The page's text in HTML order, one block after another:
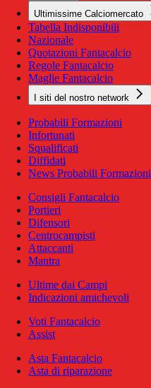
Ultimissime Calciomercato
Tabella Indisponibili
Nazionale
Quotazioni Fantacalcio
Regole Fantacalcio
Maglie Fantacalcio
I siti del nostro network
Probabili Formazioni
Infortunati
Squalificati
Diffidati
News Probabili Formazioni
Consigli Fantacalcio
Portieri
Difensori
Centrocampisti
Attaccanti
Mantra
Ultime dai Campi
Indicazioni amichevoli
Voti Fantacalcio
Assist
Asta Fantacalcio
Asta di riparazione